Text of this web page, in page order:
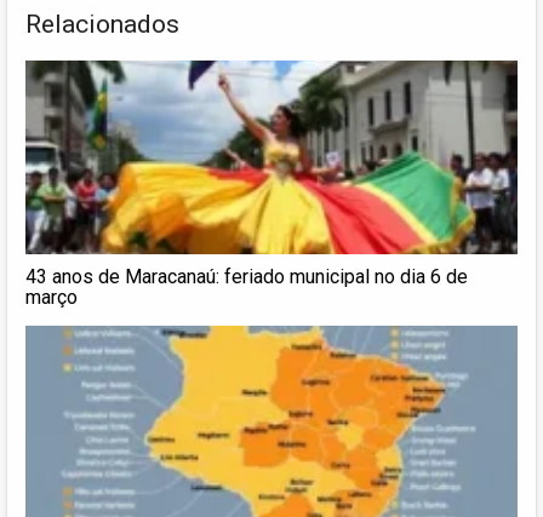
Relacionados
43 anos de Maracanaú: feriado municipal no dia 6 de
março